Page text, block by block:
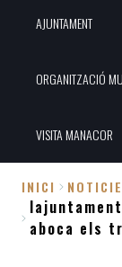
AJUNTAMENT
ORGANITZACIÓ
VISITA MANACOR
Fil
d'Ariadna
INICI
aboca els